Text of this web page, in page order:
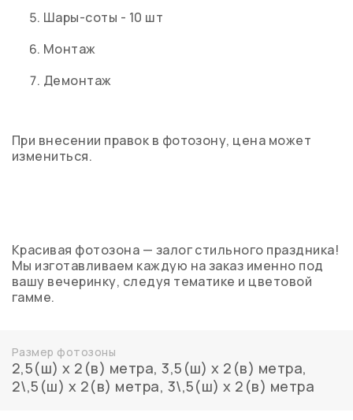
Шары-соты - 10 шт
Монтаж
Демонтаж
При внесении правок в фотозону, цена может
измениться.
Красивая фотозона — залог стильного праздника!
Мы изготавливаем каждую на заказ именно под
вашу вечеринку, следуя тематике и цветовой
гамме.
Размер фотозоны
2,5(ш) х 2(в) метра,3,5(ш) х 2(в) метра,
2\,5(ш) х 2(в) метра, 3\,5(ш) х 2(в) метра